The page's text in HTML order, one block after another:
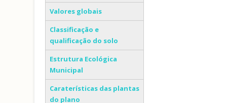
Valores globais
Classificação e
qualificação do solo
Estrutura Ecológica
Municipal
Caraterísticas das plantas
do plano